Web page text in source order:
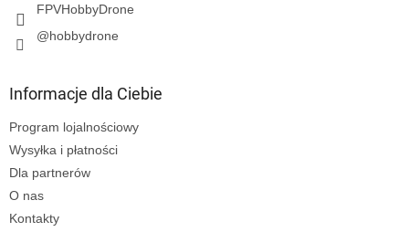
FPVHobbyDrone
@hobbydrone
Informacje dla Ciebie
Program lojalnościowy
Wysyłka i płatności
Dla partnerów
O nas
Kontakty